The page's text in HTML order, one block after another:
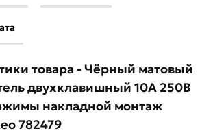
товара - Чёрный матовый
двухклавишный 10A 250В
накладной монтаж
782479